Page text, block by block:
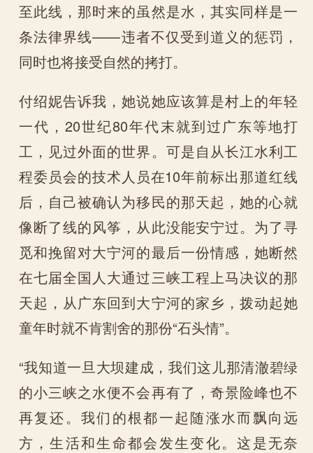
至此线，那时来的虽然是水，其实同样是一
条法律界线——违者不仅受到道义的惩罚，
同时也将接受自然的拷打。
付绍妮告诉我，她说她应该算是村上的年轻
一代，20世纪80年代末就到过广东等地打
工，见过外面的世界。可是自从长江水利工
程委员会的技术人员在10年前标出那道红线
后，自己被确认为移民的那天起，她的心就
像断了线的风筝，从此没能安宁过。为了寻
觅和挽留对大宁河的最后一份情感，她断然
在七届全国人大通过三峡工程上马决议的那
天起，从广东回到大宁河的家乡，拨动起她
童年时就不肯割舍的那份“石头情”。
“我知道一旦大坝建成，我们这儿那清澈碧绿
的小三峡之水便不会再有了，奇景险峰也不
再复还。我们的根都一起随涨水而飘向远
方，生活和生命都会发生变化。这是无奈